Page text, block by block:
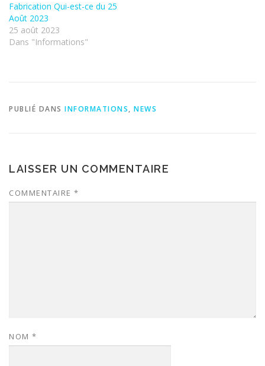
Fabrication Qui-est-ce du 25
Août 2023
25 août 2023
Dans "Informations"
PUBLIÉ DANS INFORMATIONS, NEWS
LAISSER UN COMMENTAIRE
COMMENTAIRE *
NOM *